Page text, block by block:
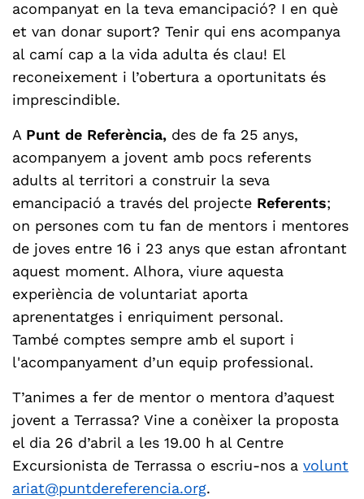
acompanyat en la teva emancipació? I en què
et van donar suport? Tenir qui ens acompanya
al camí cap a la vida adulta és clau! El
reconeixement i l’obertura a oportunitats és
imprescindible.
A Punt de Referència, des de fa 25 anys,
acompanyem a jovent amb pocs referents
adults al territori a construir la seva
emancipació a través del projecte Referents;
on persones com tu fan de mentors i mentores
de joves entre 16 i 23 anys que estan afrontant
aquest moment. Alhora, viure aquesta
experiència de voluntariat aporta
aprenentatges i enriquiment personal.
També comptes sempre amb el suport i
l'acompanyament d’un equip professional.
T’animes a fer de mentor o mentora d’aquest
jovent a Terrassa? Vine a conèixer la proposta
el dia 26 d’abril a les 19.00 h al Centre
Excursionista de Terrassa o escriu-nos a volunt
ariat@puntdereferencia.org.